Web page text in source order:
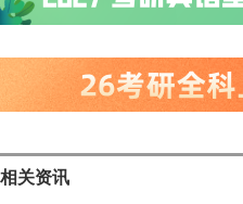
相关资讯